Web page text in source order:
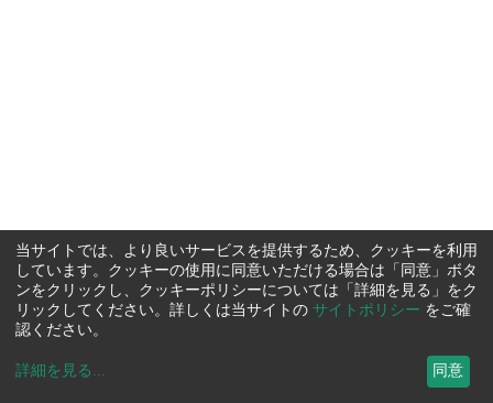
当サイトでは、より良いサービスを提供するため、クッキーを利用
しています。クッキーの使用に同意いただける場合は「同意」ボタ
ンをクリックし、クッキーポリシーについては「詳細を見る」をク
リックしてください。詳しくは当サイトの サイトポリシー をご確
認ください。
詳細を見る ... 同意